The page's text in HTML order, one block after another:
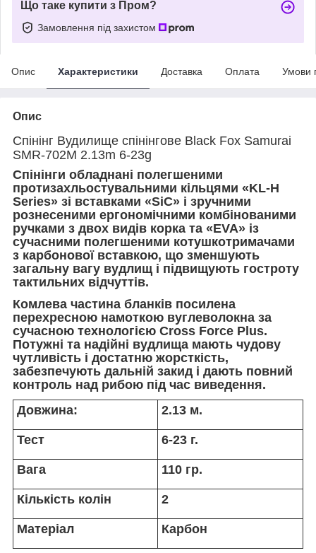
Що таке купити з Пром?
Замовлення під захистом
Опис Характеристики Доставка Оплата Умови
Опис
Спінінг Вудилище спінінгове Black Fox Samurai
SMR-702M 2.13m 6-23g
Спінінги обладнані полегшеними
протизахльостувальними кільцями «KL-H
Series» зі вставками «SiC» і зручними
рознесеними ергономічними комбінованими
ручками з двох видів корка та «EVA» із
сучасними полегшеними котушкотримачами
з карбонової вставкою, що зменшують
загальну вагу вудлищ і підвищують гостроту
тактильних відчуттів.
Комлева частина бланків посилена
перехресною намоткою вуглеволокна за
сучасною технологією Cross Force Plus.
Потужні та надійні вудлища мають чудову
чутливість і достатню жорсткість,
забезпечують дальній закид і дають повний
контроль над рибою під час виведення.
Довжина:
2.13 м.
Тест 6-23 г.
Вага 110 гр.
Кількість колін 2
Матеріал Карбон